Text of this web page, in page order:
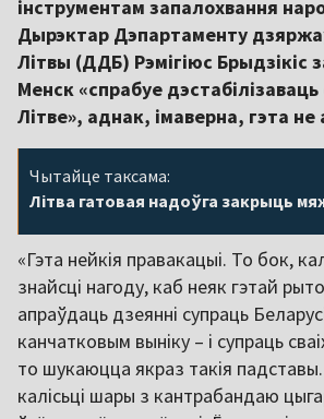
інструментам запалохвання
Дырэктар Дэпартаменту
Літвы (ДДБ) Рэмігіюс Брыдзікіс
Менск «спрабуе
Літве», аднак, імаверна, гэта не
Чытайце таксама:
Літва гатовая надоўга закрыць
«Гэта нейкія правакацыі. То бок,
знайсці нагоду, каб неяк гэтай
апраўдаць дзеянні супраць
канчатковым выніку – і супраць
то шукаюцца якраз такія
калісьці шары з кантрабандаю